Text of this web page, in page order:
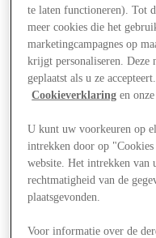
te laten functioneren). Tot
meer cookies die het
marketingcampagnes op
krijgt personaliseren. Deze
geplaatst als u ze
Cookieverklaring en onze
U kunt uw voorkeuren op
intrekken door op
website. Het intrekken van
rechtmatigheid van de
plaatsgevonden.
Voor informatie over de